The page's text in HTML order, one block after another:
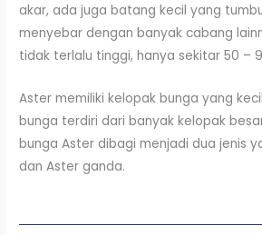
akar, ada juga batang kecil yang
menyebar dengan banyak cabang
tidak terlalu tinggi, hanya sekitar 50 –
Aster memiliki kelopak bunga yang
bunga terdiri dari banyak kelopak
bunga Aster dibagi menjadi dua jenis
dan Aster ganda.